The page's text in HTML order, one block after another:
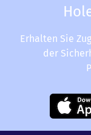
Erhalten Sie
der